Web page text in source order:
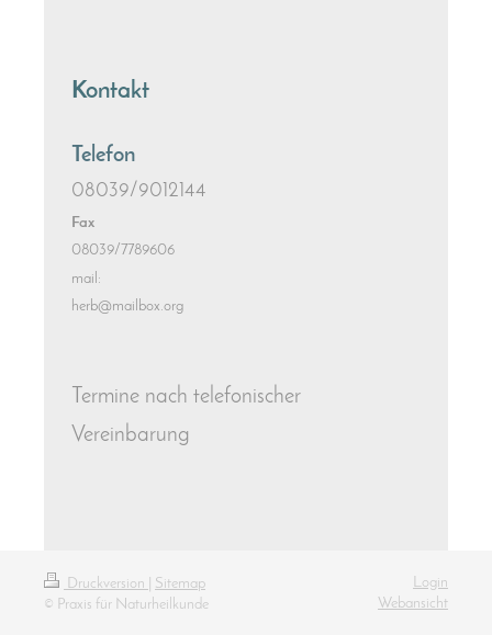
Kontakt
Telefon
08039/9012144
Fax
08039/7789606
mail:
herb@mailbox.org
Termine nach telefonischer
Vereinbarung
Druckversion
Sitemap
© Praxis für Naturheilkunde
Login
Webansicht